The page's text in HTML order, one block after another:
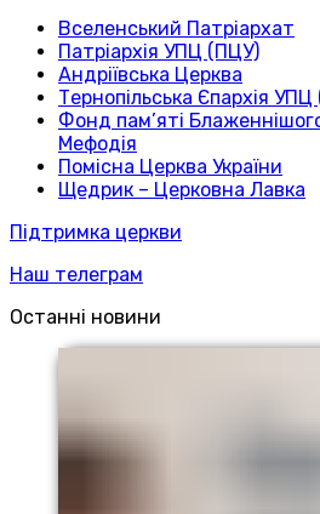
Вселенський Патріархат
Патріархія УПЦ (ПЦУ)
Андріївська Церква
Тернопільська Єпархія
Фонд пам’яті
Мефодія
Помісна Церква України
Щедрик – Церковна Лавка
Підтримка церкви
Наш телеграм
Останні новини